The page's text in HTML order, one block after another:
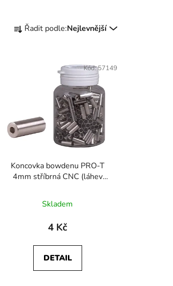
a
o
d
k
t
Řadit podle:Nejlevnější
Koncovka bowdenu PRO-T
4mm stříbrná CNC (láhev
Skladem
4 Kč
DETAIL
Kód:57149